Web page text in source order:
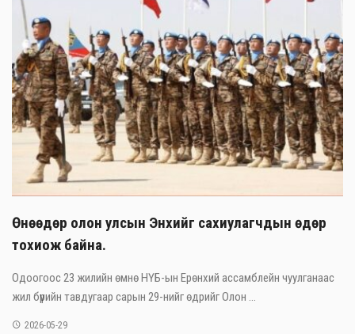
Өнөөдөр олон улсын Энхийг сахиулагчдын өдөр
тохиож байна.
Одоогоос 23 жилийн өмнө НҮБ-ын Ерөнхий ассамблейн чуулганаас
жил бүрийн тавдугаар сарын 29-нийг өдрийг Олон ...
2026-05-29